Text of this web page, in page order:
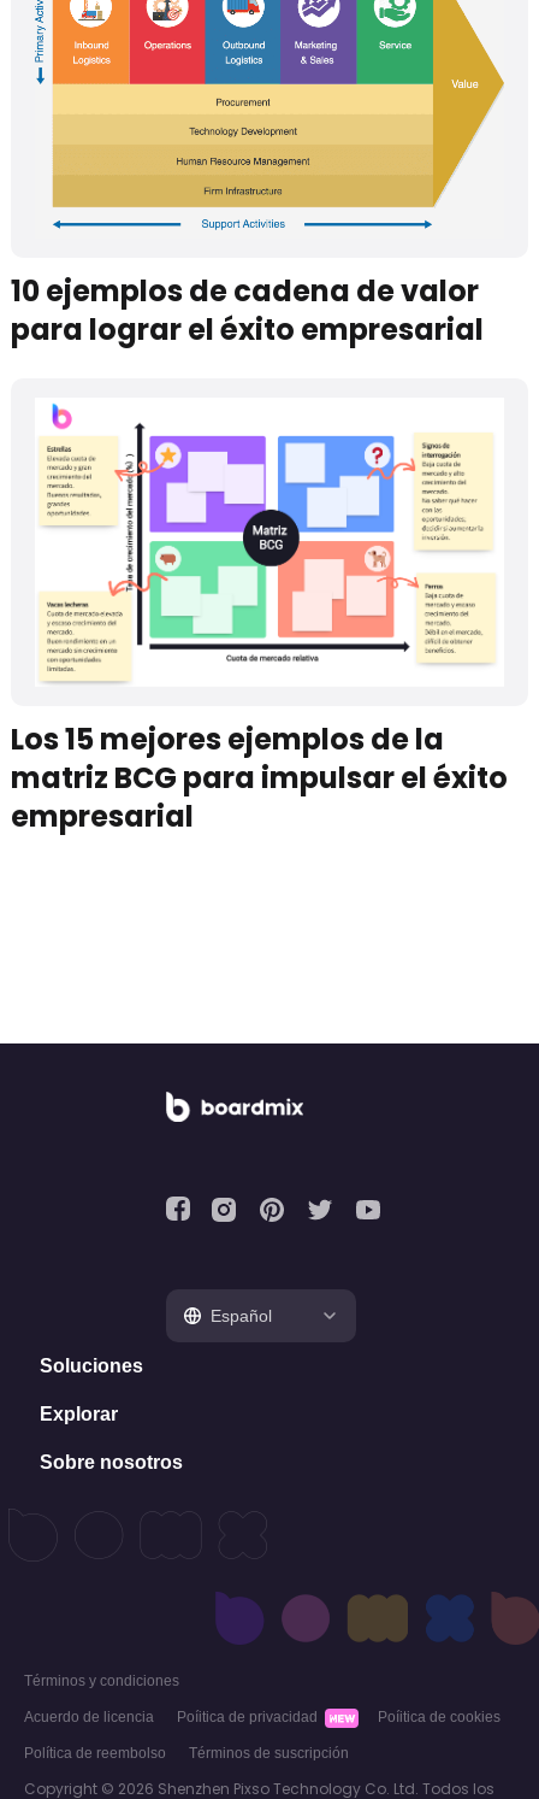
10 ejemplos de cadena de valor
para lograr el éxito empresarial
Los 15 mejores ejemplos de la
matriz BCG para impulsar el éxito
empresarial
Español
Soluciones
Pizarra online
Mapa mental
Alternativa a Miro
Explorar
Artículos
Sobre nosotros
Preguntas freguentes
Términos y condiciones
Acuerdo de licencia Poíitica de privacidad Poíitica de cookies
Política de reembolso Términos de suscripción
Copyright © 2026 Shenzhen Pixso Technology Co. Ltd. Todos los